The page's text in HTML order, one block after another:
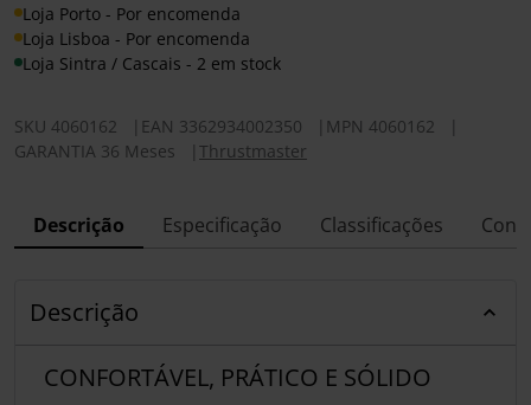
Loja Porto - Por encomenda
Loja Lisboa - Por encomenda
Loja Sintra / Cascais - 2 em stock
SKU 4060162 EAN 3362934002350 MPN 4060162
GARANTIA 36 Meses
Thrustmaster
Descrição Especificação Classificações
Descrição
CONFORTÁVEL, PRÁTICO E SÓLIDO